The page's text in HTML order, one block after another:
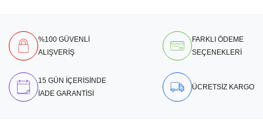
%100 GÜVENLİ
ALIŞVERİŞ
FARKLI ÖDEME
SEÇENEKLERİ
15 GÜN İÇERİSİNDE
İADE GARANTİSİ
ÜCRETSİZ KARGO